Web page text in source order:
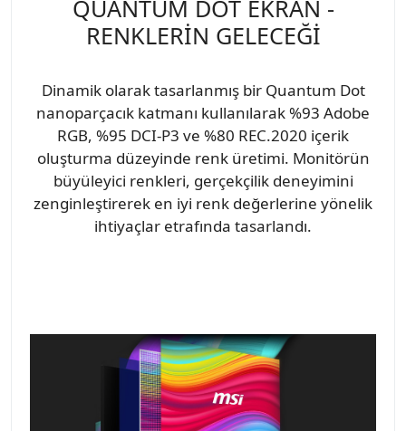
QUANTUM DOT EKRAN -
RENKLERİN GELECEĞİ
Dinamik olarak tasarlanmış bir Quantum Dot
nanoparçacık katmanı kullanılarak %93 Adobe
RGB, %95 DCI-P3 ve %80 REC.2020 içerik
oluşturma düzeyinde renk üretimi. Monitörün
büyüleyici renkleri, gerçekçilik deneyimini
zenginleştirerek en iyi renk değerlerine yönelik
ihtiyaçlar etrafında tasarlandı.